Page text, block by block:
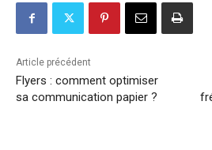
Article précédent
Flyers : comment optimiser
sa communication papier ?